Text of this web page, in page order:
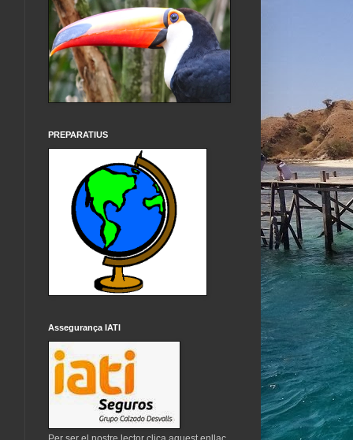
PREPARATIUS
Assegurança IATI